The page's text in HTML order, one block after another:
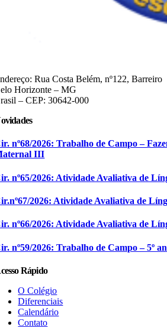
Rua Costa Belém, nº122, Barreiro
Horizonte – MG
–CEP: 30642-000
nº68/2026: Trabalho de Campo –
III
nº65/2026: Atividade Avaliativa de
2026: Atividade Avaliativa de
nº66/2026: Atividade Avaliativa de
nº59/2026: Trabalho de Campo – 5º
Rápido
O Colégio
Diferenciais
Calendário
Contato